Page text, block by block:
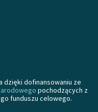
dzięki dofinansowaniu ze
pochodzących z
funduszu celowego.